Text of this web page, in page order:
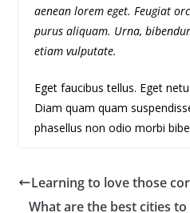
aenean lorem eget. Feugiat
purus aliquam. Urna,
etiam vulputate.
Eget faucibus tellus. Eget
Diam quam quam
phasellus non odio morbi
Learning to love those
What are the best cities